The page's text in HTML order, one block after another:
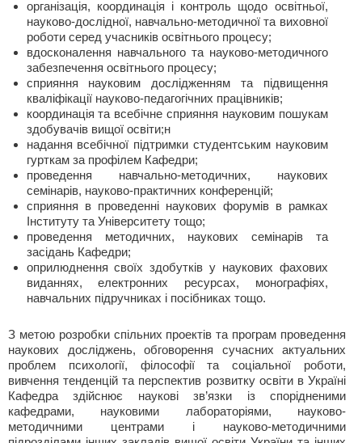
організація, координація і контроль щодо освітньої,
науково-дослідної, навчально-методичної та виховної
роботи серед учасників освітнього процесу;
вдосконалення навчального та науково-методичного
забезпечення освітнього процесу;
сприяння науковим дослідженням та підвищення
кваліфікації науково-педагогічних працівників;
координація та всебічне сприяння науковим пошукам
здобувачів вищої освіти;н
надання всебічної підтримки студентським науковим
гурткам за профілем Кафедри;
проведення навчально-методичних, наукових
семінарів, науково-практичних конференцій;
сприяння в проведенні наукових форумів в рамках
Інституту та Університету тощо;
проведення методичних, наукових семінарів та
засідань Кафедри;
оприлюднення своїх здобутків у наукових фахових
виданнях, електронних ресурсах, монографіях,
навчальних підручниках і посібниках тощо.
З метою розробки спільних проектів та програм проведення
наукових досліджень, обговорення сучасних актуальних
проблем психології, філософії та соціальної роботи,
вивчення тенденцій та перспектив розвитку освіти в Україні
Кафедра здійснює наукові зв’язки із спорідненими
кафедрами, науковими лабораторіями, науково-
методичними центрами і науково-методичними